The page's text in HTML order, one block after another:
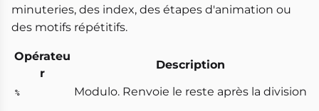
minuteries, des index, des étapes d'animation ou
des motifs répétitifs.
Opérateu
r
Description
% Modulo. Renvoie le reste après la division